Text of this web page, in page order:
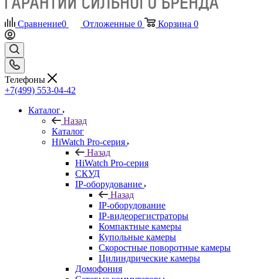
Сравнение0 Отложенные 0 Корзина 0
Телефоны
+7(499) 553-04-42
Каталог
Назад
Каталог
HiWatch Pro-серия
Назад
HiWatch Pro-серия
CКУД
IP-оборудование
Назад
IP-оборудование
IP-видеорегистраторы
Компактные камеры
Купольные камеры
Скоростные поворотные камеры
Цилиндрические камеры
Домофония